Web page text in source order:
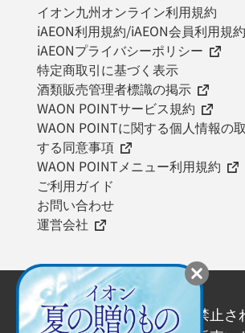
イオン九州オンライン利用規約
iAEON利用規約/iAEON会員利用規約
iAEONプライバシーポリシー
特定商取引に基づく表示
酒類販売管理者標識の掲示
WAON POINTサービス規約
WAON POINTに関する個人情報の
する同意事項
WAON POINTメニュー利用規約
ご利用ガイド
お問い合わせ
運営会社
20歳未満の飲酒は法律で禁止さ